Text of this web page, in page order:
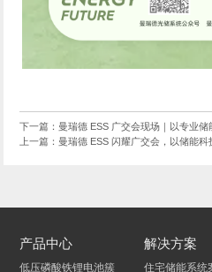
下一篇：曼瑞德 ESS 广交会现场｜以专业储
上一篇：曼瑞德 ESS 闪耀广交会，以储能科
产品中心
低压磷酸铁锂电池簇
解决方案
住宅储能系统